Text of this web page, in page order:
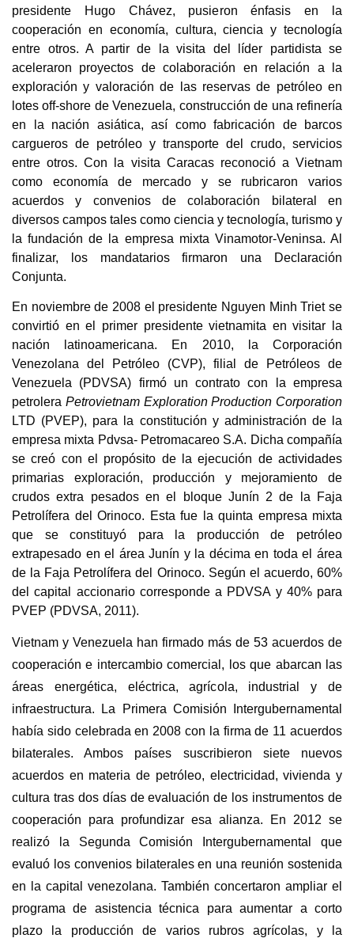
presidente Hugo Chávez, pusieron énfasis en la
cooperación en economía, cultura, ciencia y tecnología
entre otros. A partir de la visita del líder partidista se
aceleraron proyectos de colaboración en relación a la
exploración y valoración de las reservas de petróleo en
lotes off-shore de Venezuela, construcción de una refinería
en la nación asiática, así como fabricación de barcos
cargueros de petróleo y transporte del crudo, servicios
entre otros. Con la visita Caracas reconoció a Vietnam
como economía de mercado y se rubricaron varios
acuerdos y convenios de colaboración bilateral en
diversos campos tales como ciencia y tecnología, turismo y
la fundación de la empresa mixta Vinamotor-Veninsa. Al
finalizar, los mandatarios firmaron una Declaración
Conjunta.
En noviembre de 2008 el presidente Nguyen Minh Triet se
convirtió en el primer presidente vietnamita en visitar la
nación latinoamericana. En 2010, l a Corporación
Venezolana del Petróleo (CVP), filial de Petróleos de
Venezuela (PDVSA) firmó un contrato con la empresa
petrolera Petrovietnam Exploration Production Corporation
LTD (PVEP), para la constitución y administración de la
empresa mixta Pdvsa- Petromacareo S.A. Dicha compañía
se creó con el propósito de la ejecución de actividades
primarias exploración, producción y mejoramiento de
crudos extra pesados en el bloque Junín 2 de la Faja
Petrolífera del Orinoco. Esta fue la quinta empresa mixta
que se constituyó para la producción de petróleo
extrapesado en el área Junín y la décima en toda el área
de la Faja Petrolífera del Orinoco. Según el acuerdo, 60%
del capital accionario corresponde a PDVSA y 40% para
PVEP (PDVSA, 2011).
Vietnam y Venezuela han firmado más de 53 acuerdos de
cooperación e intercambio comercial, los que abarcan las
áreas energética, eléctrica, agrícola, industrial y de
infraestructura. La Primera Comisión Intergubernamental
había sido celebrada en 2008 con la firma de 11 acuerdos
bilaterales. Ambos países suscribieron siete nuevos
acuerdos en materia de petróleo, electricidad, vivienda y
cultura tras dos días de evaluación de los instrumentos de
cooperación para profundizar esa alianza. En 2012 se
realizó la Segunda Comisión Intergubernamental que
evaluó los convenios bilaterales en una reunión sostenida
en la capital venezolana. También concertaron ampliar el
programa de asistencia técnica para aumentar a corto
plazo la producción de varios rubros agrícolas, y la